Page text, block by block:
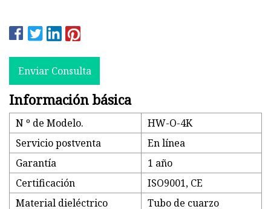
Enviar Consulta
Información básica
N º de Modelo.
HW-O-4K
Servicio postventa
En línea
Garantía
1 año
Certificación
ISO9001, CE
Material dieléctrico
Tubo de cuarzo